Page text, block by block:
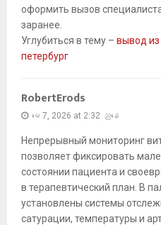
оформить вызов
заранее.
Углубиться в тему – вывод из
петербург
RobertErods
မေ 7, 2026 at 2:32 ညနေ
Непрерывный мониторинг
позволяет фиксировать
состоянии пациента и
в терапевтический план. В
установлены системы
сатурации, температуры и